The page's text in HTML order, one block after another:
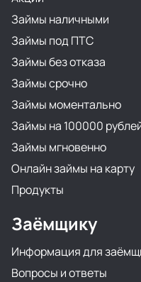
Займы наличными
Займы под ПТС
Займы без отказа
Займы срочно
Займы моментально
Займы на 100000
Займы мгновенно
Онлайн займы на карту
Продукты
Заёмщику
Информация для
Вопросы и ответы